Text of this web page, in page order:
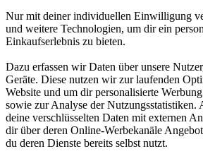
Nur mit deiner individuellen Einwilligung
und weitere Technologien, um dir ein
Einkaufserlebnis zu bieten.
Dazu erfassen wir Daten über unsere
Geräte. Diese nutzen wir zur laufenden
Website und um dir personalisierte
sowie zur Analyse der Nutzungsstatistiken.
deine verschlüsselten Daten mit externen
dir über deren Online-Werbekanäle
du deren Dienste bereits selbst nutzt.